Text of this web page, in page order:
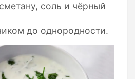
соль и чёрный
до однородности.